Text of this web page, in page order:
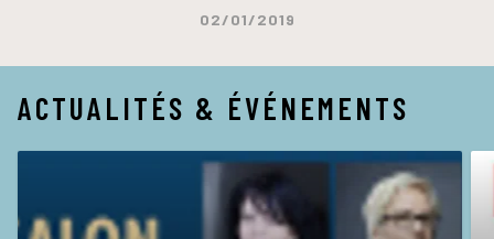
02/01/2019
ACTUALITÉS & ÉVÉNEMENTS